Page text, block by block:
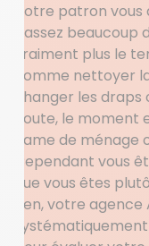
Votre patron
passez beaucoup
vraiment plus le
comme nettoyer
changer les
doute, le moment
dame de ménage
Cependant vous
que vous êtes
rien, votre